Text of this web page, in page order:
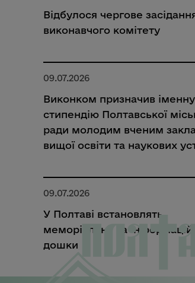
Відбулося чергове
виконавчого комітету
09.07.2026
Виконком призначив іменну
стипендію Полтавської
ради молодим вченим
вищої освіти та наукових
09.07.2026
У Полтаві встановлять
меморіальну та
дошки